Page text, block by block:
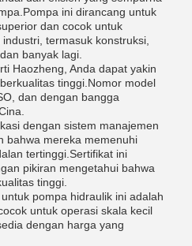
ini dirancang untuk
dan cocok untuk
termasuk konstruksi,
banyak lagi.
Haozheng, Anda dapat yakin
tinggi.Nomor model
dan dengan bangga
dengan sistem manajemen
bahwa mereka memenuhi
tertinggi.Sertifikat ini
pikiran mengetahui bahwa
tinggi.
pompa hidraulik ini adalah
untuk operasi skala kecil
dengan harga yang